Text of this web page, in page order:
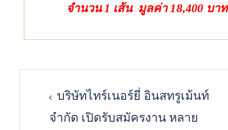
จำนวน 1 เส้น มูลค่า18,400 บาท
navigation
บริษัทไทร์เนอร์ยี่ อินสทรูเม้นท์
จำกัด เปิดรับสมัครงาน หลาย